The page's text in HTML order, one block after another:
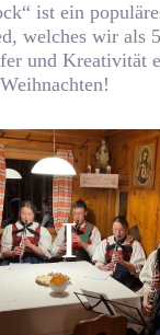
ist ein
welches wir als
und Kreativität